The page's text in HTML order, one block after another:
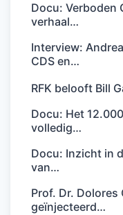
Docu: Verboden
verhaal…
Interview:
CDS en…
RFK belooft Bill
Docu: Het
volledig…
Docu: Inzicht in
van…
Prof. Dr. Dolores
geïnjecteerd…